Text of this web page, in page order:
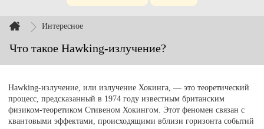
Интересное
Что такое Hawking-излучение?
Hawking-излучение, или излучение Хокинга, — это теоретический
процесс, предсказанный в 1974 году известным британским
физиком-теоретиком Стивеном Хокингом. Этот феномен связан с
квантовыми эффектами, происходящими вблизи горизонта событий